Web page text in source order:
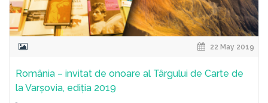
22 May 2019
România – invitat de onoare al Târgului de Carte de
la Varșovia, ediția 2019